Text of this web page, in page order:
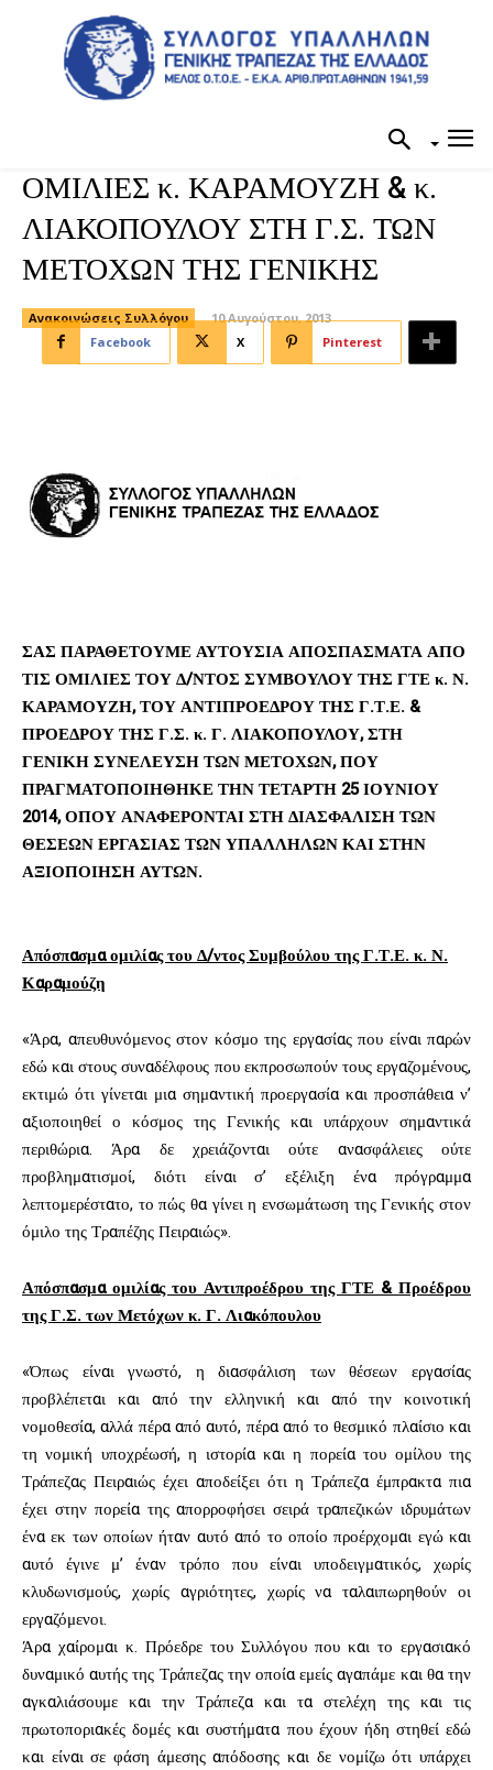
ΟΜΙΛΙΕΣ κ. ΚΑΡΑΜΟΥΖΗ & κ.
ΛΙΑΚΟΠΟΥΛΟΥ ΣΤΗ Γ.Σ. ΤΩΝ
ΜΕΤΟΧΩΝ ΤΗΣ ΓΕΝΙΚΗΣ
Ανακοινώσεις Συλλόγου
10 Αυγούστου, 2013
Facebook
X Pinterest
ΣΑΣ ΠΑΡΑΘΕΤΟΥΜΕ ΑΥΤΟΥΣΙΑ ΑΠΟΣΠΑΣΜΑΤΑ ΑΠΟ
ΤΙΣ ΟΜΙΛΙΕΣ ΤΟΥ Δ/ΝΤΟΣ ΣΥΜΒΟΥΛΟΥ ΤΗΣ ΓΤΕ κ. Ν.
ΚΑΡΑΜΟΥΖΗ, ΤΟΥ ΑΝΤΙΠΡΟΕΔΡΟΥ ΤΗΣ Γ.Τ.Ε. &
ΠΡΟΕΔΡΟΥ ΤΗΣ Γ.Σ. κ. Γ. ΛΙΑΚΟΠΟΥΛΟΥ, ΣΤΗ
ΓΕΝΙΚΗ ΣΥΝΕΛΕΥΣΗ ΤΩΝ ΜΕΤΟΧΩΝ, ΠΟΥ
ΠΡΑΓΜΑΤΟΠΟΙΗΘΗΚΕ ΤΗΝ ΤΕΤΑΡΤΗ 25 ΙΟΥΝΙΟΥ
2014, ΟΠΟΥ ΑΝΑΦΕΡΟΝΤΑΙ ΣΤΗ ΔΙΑΣΦΑΛΙΣΗ ΤΩΝ
ΘΕΣΕΩΝ ΕΡΓΑΣΙΑΣ ΤΩΝ ΥΠΑΛΛΗΛΩΝ ΚΑΙ ΣΤΗΝ
ΑΞΙΟΠΟΙΗΣΗ ΑΥΤΩΝ.
Απόσπασμα ομιλίας του Δ/ντος Συμβούλου της Γ.Τ.Ε. κ. Ν.
Καραμούζη
«Άρα, απευθυνόμενος στον κόσμο της εργασίας που είναι παρών
εδώ και στους συναδέλφους που εκπροσωπούν τους εργαζομένους,
εκτιμώ ότι γίνεται μια σημαντική προεργασία και προσπάθεια ν’
αξιοποιηθεί ο κόσμος της Γενικής και υπάρχουν σημαντικά
περιθώρια. Άρα δε χρειάζονται ούτε ανασφάλειες ούτε
προβληματισμοί, διότι είναι σ’ εξέλιξη ένα πρόγραμμα
λεπτομερέστατο, το πώς θα γίνει η ενσωμάτωση της Γενικής στον
όμιλο της Τραπέζης Πειραιώς».
Απόσπασμα ομιλίας του Αντιπροέδρου της ΓΤΕ & Προέδρου
της Γ.Σ. των Μετόχων κ. Γ. Λιακόπουλου
«Όπως είναι γνωστό, η διασφάλιση των θέσεων εργασίας
προβλέπεται και από την ελληνική και από την κοινοτική
νομοθεσία, αλλά πέρα από αυτό, πέρα από το θεσμικό πλαίσιο και
τη νομική υποχρέωσή, η ιστορία και η πορεία του ομίλου της
Τράπεζας Πειραιώς έχει αποδείξει ότι η Τράπεζα έμπρακτα πια
έχει στην πορεία της απορροφήσει σειρά τραπεζικών ιδρυμάτων
ένα εκ των οποίων ήταν αυτό από το οποίο προέρχομαι εγώ και
αυτό έγινε μ’ έναν τρόπο που είναι υποδειγματικός, χωρίς
κλυδωνισμούς, χωρίς αγριότητες, χωρίς να ταλαιπωρηθούν οι
εργαζόμενοι.
Άρα χαίρομαι κ. Πρόεδρε του Συλλόγου που και το εργασιακό
δυναμικό αυτής της Τράπεζας την οποία εμείς αγαπάμε και θα την
αγκαλιάσουμε και την Τράπεζα και τα στελέχη της και τις
πρωτοποριακές δομές και συστήματα που έχουν ήδη στηθεί εδώ
και είναι σε φάση άμεσης απόδοσης και δε νομίζω ότι υπάρχει